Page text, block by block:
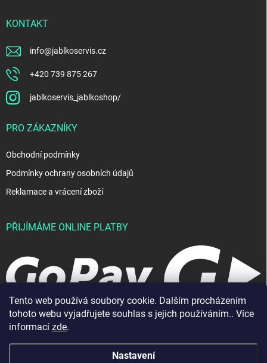
Tento web používá soubory cookie. Dalším procházením
tohoto webu vyjadřujete souhlas s jejich používáním.. Více
informací zde.
Nastavení
KONTAKT
info@jablkoservis.cz
+420 739 875 267
jablkoservis_jablkoshop/
PRO ZÁKAZNÍKY
Obchodní podmínky
Podmínky ochrany osobních údajů
Reklamace a vrácení zboží
PŘIJÍMÁME ONLINE PLATBY
JablkoShop. Všechna práva vyhrazena.